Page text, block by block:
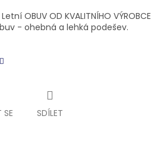
OBUV OD KVALITNÍHO VÝROBCE
- ohebná a lehká podešev.
SE SDÍLET